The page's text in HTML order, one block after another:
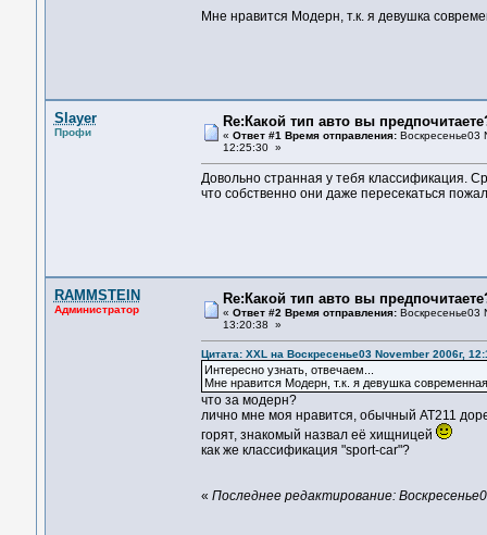
Мне нравится Модерн, т.к. я девушка
Slayer
Профи
Re:Какой тип авто вы
« Ответ #1 Время отправления:Воскресенье03
12:25:30 »
Довольно странная у тебя классификация.
что собственно они даже пересекаться
RAMMSTEIN
Администратор
Re:Какой тип авто вы
« Ответ #2 Время отправления:Воскресенье03
13:20:38 »
Цитата: XXL на Воскресенье03 November 2006г,
Интересно узнать, отвечаем...
Мне нравится Модерн, т.к. я девушка
что за модерн?
лично мне моя нравится, обычный АТ211
горят, знакомый назвал её хищницей
как же классификация "sport-car"?
« Последнее редактирование: